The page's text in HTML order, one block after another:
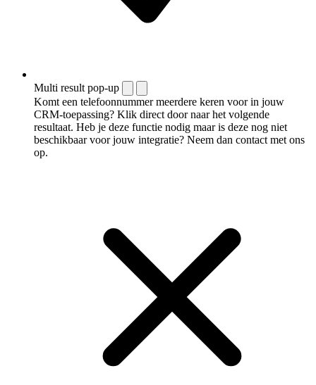
Multi result pop-up
Komt een telefoonnummer meerdere keren voor in jouw
CRM-toepassing? Klik direct door naar het volgende
resultaat. Heb je deze functie nodig maar is deze nog niet
beschikbaar voor jouw integratie? Neem dan contact met ons
op.